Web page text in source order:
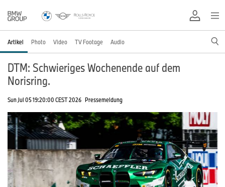
Artikel Photo Video TV Footage Audio
DTM: Schwieriges Wochenende auf dem
Norisring.
Sun Jul 05 19:20:00 CEST 2026 Pressemeldung